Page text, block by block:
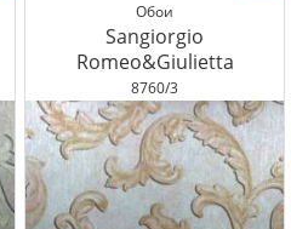
Обои
Sangiorgio
Romeo&Giulietta
8760/3